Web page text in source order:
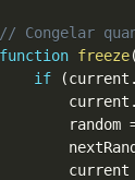
// Congelar
function freeze(
if
(current .
current
.
random
current